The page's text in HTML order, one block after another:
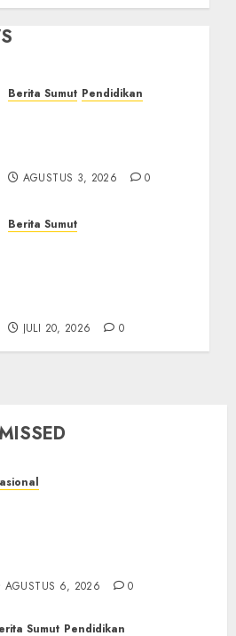
Berita Sumut Pendidikan
AGUSTUS 3, 2026 0
Berita Sumut
JULI 20, 2026 0
AGUSTUS 6, 2026 0
Sumut Pendidikan